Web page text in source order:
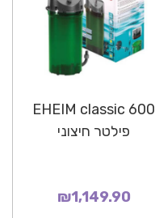
EHEIM classic 600
פילטר חיצוני
₪1,149.90